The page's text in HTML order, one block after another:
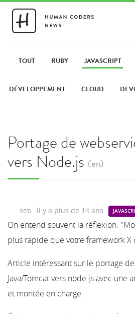
PARTAGER UN
TOUT RUBY JAVASCRIPT
DÉVELOPPEMENT CLOUD
Portage de
vers Node.js (en)
seb il y a plus de 14 ans
On entend souvent la réflexion:
plus rapide que votre framework X
Article intéressant sur le portage
Java/Tomcat vers node.js avec une
et montée en charge.